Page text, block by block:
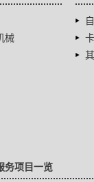
械
务项目一览